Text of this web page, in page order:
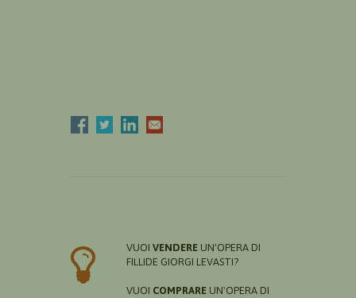
VUOI VENDERE UN'OPERA DI
FILLIDE GIORGI LEVASTI?
VUOI COMPRARE UN'OPERA DI